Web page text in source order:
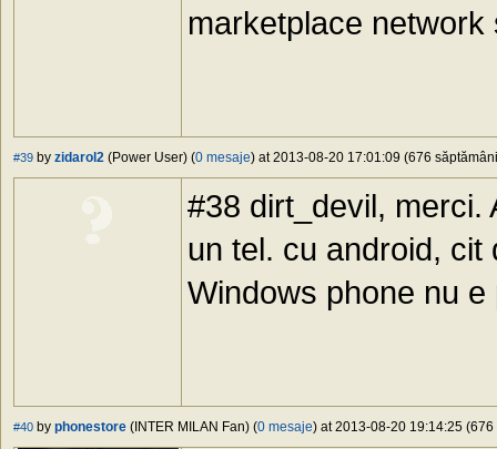
marketplace
#39 by zidarol2 (Power User) (0 mesaje) at 2013-08-20 17:01:09 (676
#38 dirt_devil, merci.
un tel. cu android,
Windows phone nu
#40 by phonestore (INTER MILAN Fan) (0 mesaje) at 2013-08-20 19:14:25